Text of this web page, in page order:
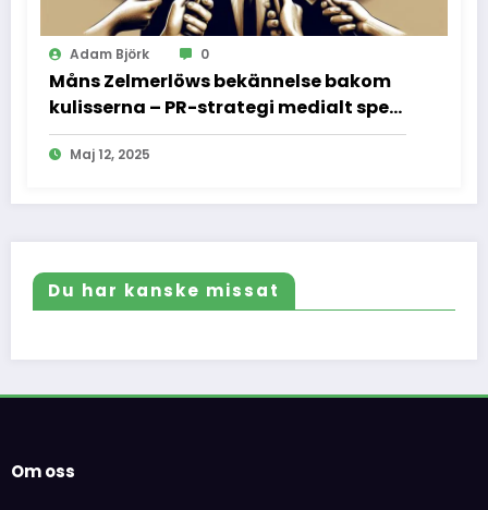
Adam Björk 0
Måns Zelmerlöws bekännelse bakom
kulisserna – PR-strategi medialt spel
och vad vi inte fick se
Maj 12, 2025
Du har kanske missat
Om oss